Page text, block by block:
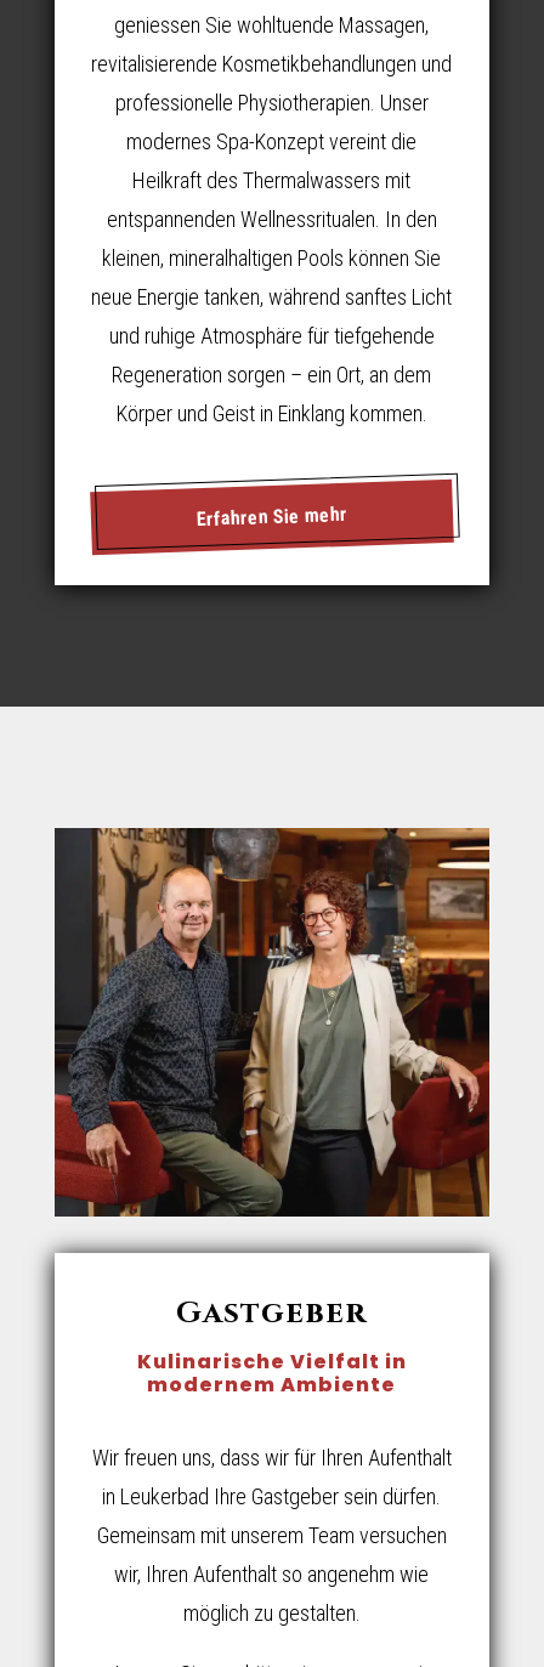
geniessen Sie wohltuende Massagen,
revitalisierende Kosmetikbehandlungen und
professionelle Physiotherapien. Unser
modernes Spa-Konzept vereint die
Heilkraft des Thermalwassers mit
entspannenden Wellnessritualen. In den
kleinen, mineralhaltigen Pools können Sie
neue Energie tanken, während sanftes Licht
und ruhige Atmosphäre für tiefgehende
Regeneration sorgen – ein Ort, an dem
Körper und Geist in Einklang kommen.
Erfahren Sie mehr
Gastgeber
Kulinarische Vielfalt in
modernem Ambiente
Wir freuen uns, dass wir für Ihren Aufenthalt
in Leukerbad Ihre Gastgeber sein dürfen.
Gemeinsam mit unserem Team versuchen
wir, Ihren Aufenthalt so angenehm wie
möglich zu gestalten.